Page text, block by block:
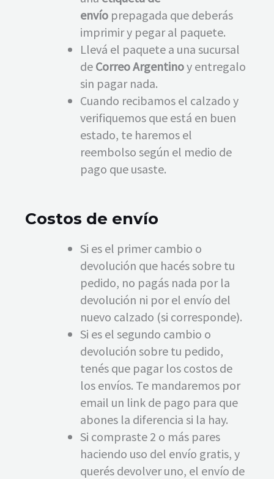
envío prepagada que deberás
imprimir y pegar al paquete.
Llevá el paquete a una sucursal
de Correo Argentinoy entregalo
sin pagar nada.
Cuando recibamos el calzado y
verifiquemos que está en buen
estado, te haremos el
reembolso según el medio de
pago que usaste.
Costos de envío
Si es el primer cambio o
devolución que hacés sobre tu
pedido, no pagás nada por la
devolución ni por el envío del
nuevo calzado (si corresponde).
Si es el segundo cambio o
devolución sobre tu pedido,
tenés que pagar los costos de
los envíos. Te mandaremos por
email un link de pago para que
abones la diferencia si la hay.
Si compraste 2 o más pares
haciendo uso del envío gratis, y
querés devolver uno, el envío de